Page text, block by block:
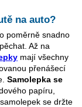
na auto?
poměrně snadno
Až na
mají všechny
přenášecí
Samolepka se
papíru,
se držte